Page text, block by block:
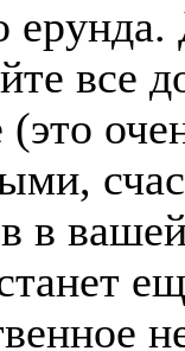
ерунда.
все
в